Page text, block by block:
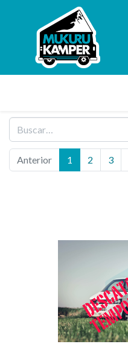
Anterior 1 2 3